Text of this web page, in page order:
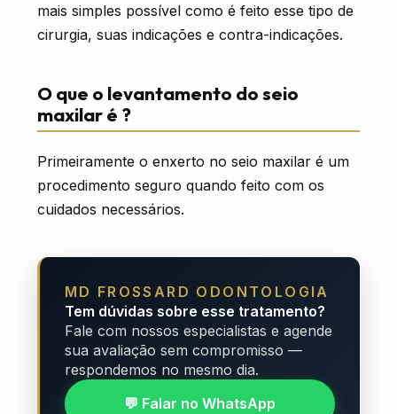
mais simples possível como é feito esse tipo de
cirurgia, suas indicações e contra-indicações.
O que o levantamento do seio
maxilar é ?
Primeiramente o enxerto no seio maxilar é um
procedimento seguro quando feito com os
cuidados necessários.
MD FROSSARD ODONTOLOGIA
Tem dúvidas sobre esse tratamento?
Fale com nossos especialistas e agende
sua avaliação sem compromisso —
respondemos no mesmo dia.
💬 Falar no WhatsApp